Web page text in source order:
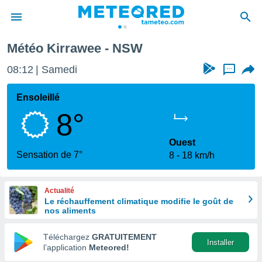
de
en
Météo Kirrawee - NSW
08:12 Samedi ...
Ensoleillé
8°
Sensation de 7°
Ouest
8
18 km/h
Actualité
Le réchauffement climatique modifie le goût de
nos aliments
Téléchargez GRATUITEMENT
l’application Meteored!
Installer